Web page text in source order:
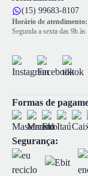
(15) 99683-8107
Horário de atendimento:
Segunda a sexta das 9h às
Formas de
Segurança: